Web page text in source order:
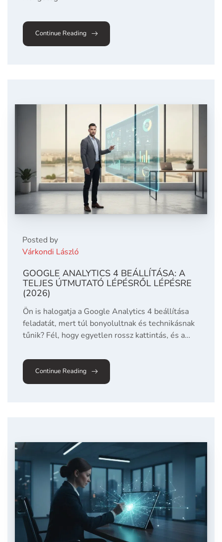
Continue Reading
Posted by
Várkondi László
GOOGLE ANALYTICS 4 BEÁLLÍTÁSA: A
TELJES ÚTMUTATÓ LÉPÉSRŐL LÉPÉSRE
(2026)
Ön is halogatja a Google Analytics 4 beállítása
feladatát, mert túl bonyolultnak és technikásnak
tűnik? Fél, hogy egyetlen rossz kattintás, és a…
Continue Reading